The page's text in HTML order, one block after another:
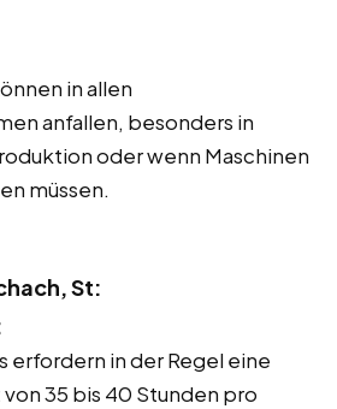
in allen
anfallen, besonders in
oder wenn Maschinen
müssen.
St:
erfordern in der Regel eine
35 bis 40 Stunden pro